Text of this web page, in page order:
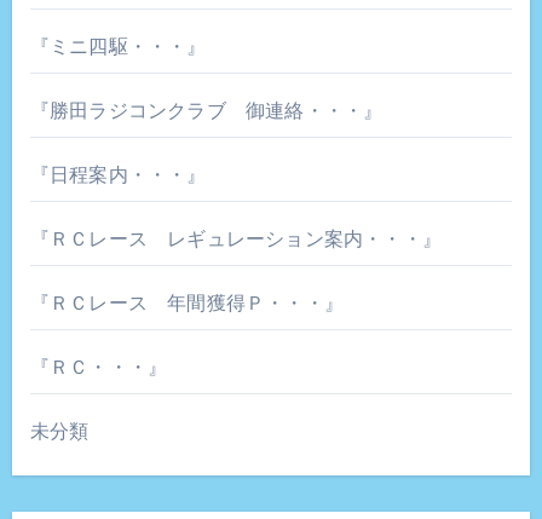
『ミニ四駆・・・』
『勝田ラジコンクラブ 御連絡・・・』
『日程案内・・・』
『ＲＣレース レギュレーション案内・・・』
『ＲＣレース 年間獲得Ｐ・・・』
『ＲＣ・・・』
未分類